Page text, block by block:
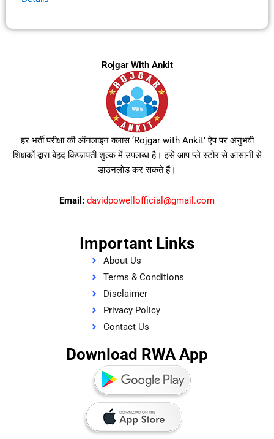
Rojgar With Ankit
हर भर्ती परीक्षा की ऑनलाइन क्लास ‘Rojgar with Ankit’ ऐप पर अनुभवी
शिक्षकों द्वारा बेहद किफायती शुल्क में उपलब्ध है। इसे आप प्ले स्टोर से आसानी से
डाउनलोड कर सकते हैं।
Email: davidpowellofficial@gmail.com
Important Links
About Us
Terms & Conditions
Disclaimer
Privacy Policy
Contact Us
Download RWA App